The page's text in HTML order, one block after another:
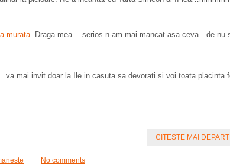
murata. Draga mea….serios n-am mai mancat asa ceva…de nu
mai invit doar la Ile in casuta sa devorati si voi toata placinta
CITESTE MAI
No comments